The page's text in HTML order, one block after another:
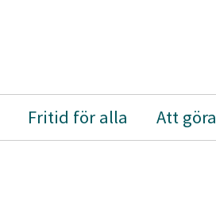
Fritid för alla Att göra